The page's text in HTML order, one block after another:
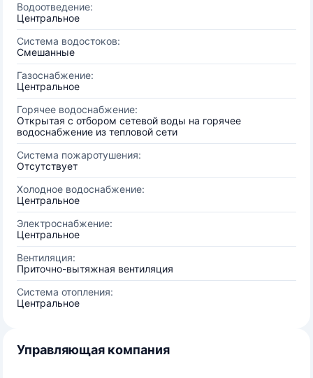
Водоотведение:
Центральное
Система водостоков:
Смешанные
Газоснабжение:
Центральное
Горячее водоснабжение:
Открытая с отбором сетевой воды на горячее
водоснабжение из тепловой сети
Система пожаротушения:
Отсутствует
Холодное водоснабжение:
Центральное
Электроснабжение:
Центральное
Вентиляция:
Приточно-вытяжная вентиляция
Система отопления:
Центральное
Управляющая компания